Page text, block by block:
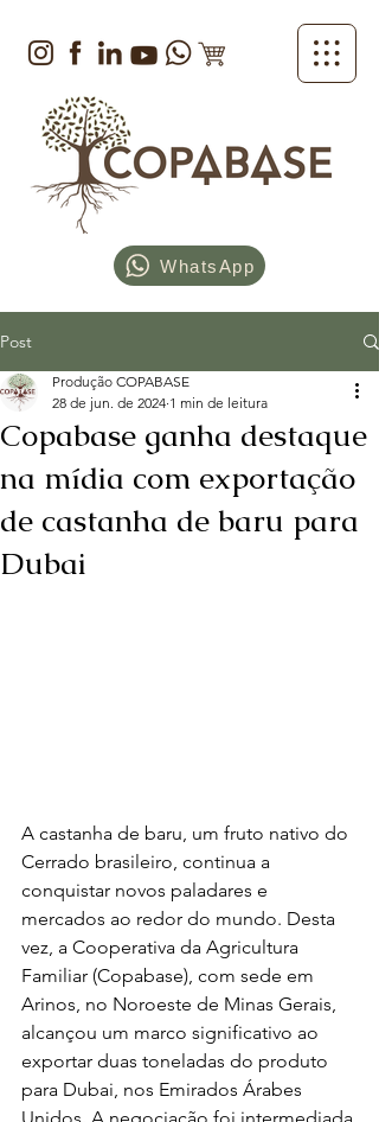
WhatsApp
Post
Copabase ganha destaque
na mídia com exportação
de castanha de baru para
Dubai
Produção COPABASE
28 de jun. de 2024 1 min de leitura
A castanha de baru, um fruto nativo do
Cerrado brasileiro, continua a
conquistar novos paladares e
mercados ao redor do mundo. Desta
vez, a Cooperativa da Agricultura
Familiar (Copabase), com sede em
Arinos, no Noroeste de Minas Gerais,
alcançou um marco significativo ao
exportar duas toneladas do produto
para Dubai, nos Emirados Árabes